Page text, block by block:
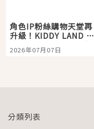
角色IP粉絲購物天堂再
升級！KIDDY LAND 原
宿店吉伊卡哇迎客，新
開幕 OMOKADO 店3分
2026年07月07日
分類列表